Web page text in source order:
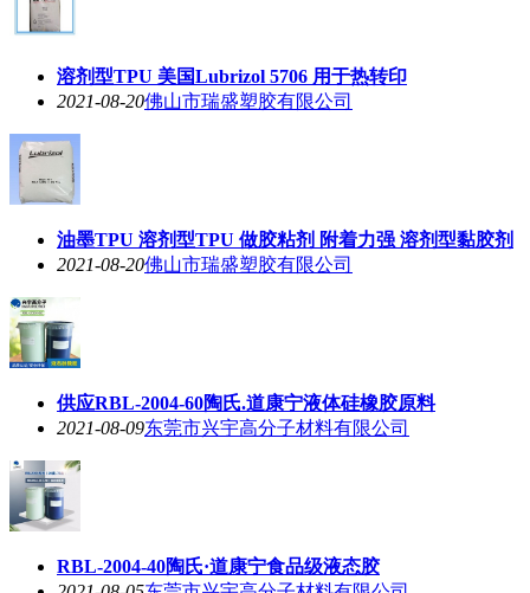
溶剂型TPU 美国Lubrizol 5706 用于热转印
2021-08-20佛山市瑞盛塑胶有限公司
油墨TPU 溶剂型TPU 做胶粘剂 附着力强 溶剂型黏胶剂
2021-08-20佛山市瑞盛塑胶有限公司
供应RBL-2004-60陶氏.道康宁液体硅橡胶原料
2021-08-09东莞市兴宇高分子材料有限公司
RBL-2004-40陶氏·道康宁食品级液态胶